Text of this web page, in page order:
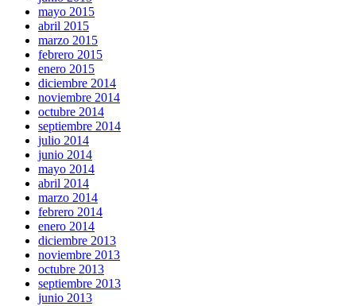
mayo 2015
abril 2015
marzo 2015
febrero 2015
enero 2015
diciembre 2014
noviembre 2014
octubre 2014
septiembre 2014
julio 2014
junio 2014
mayo 2014
abril 2014
marzo 2014
febrero 2014
enero 2014
diciembre 2013
noviembre 2013
octubre 2013
septiembre 2013
junio 2013